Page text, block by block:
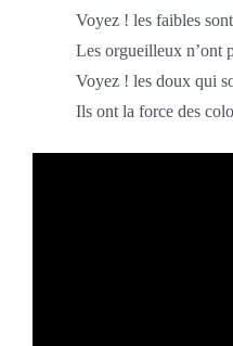
Voyez ! les faibles
Les orgueilleux n’ont
Voyez ! les doux qui
Ils ont la force des